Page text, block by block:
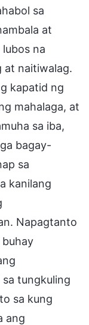
sa
at
na
at naitiwalag.
kapatid ng
mahalaga, at
sa iba,
bagay-
sa
kanilang
Napagtanto
tungkuling
sa kung
ang